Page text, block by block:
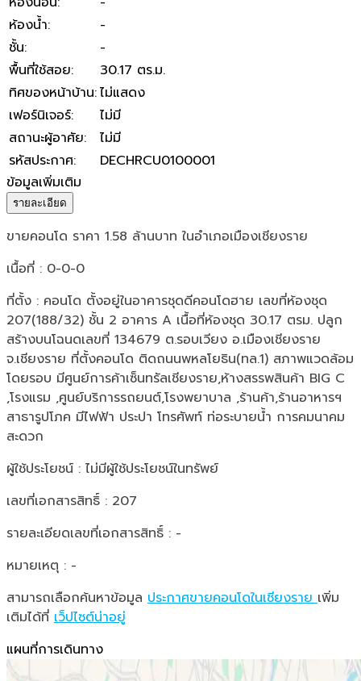
ห้องน้ำ:
-
ชั้น:
-
พื้นที่ใช้สอย:
30.17 ตร.ม.
ทิศของหน้าบ้าน:ไม่แสดง
เฟอร์นิเจอร์:
ไม่มี
สถานะผู้อาศัย:
ไม่มี
รหัสประกาศ:
DECHRCU0100001
ข้อมูลเพิ่มเติม
รายละเอียด
ขายคอนโด ราคา 1.58 ล้านบาท ในอำเภอเมืองเชียงราย
เนื้อที่ : 0-0-0
ที่ตั้ง : คอนโด ตั้งอยู่ในอาคารชุดดีคอนโดฮาย เลขที่ห้องชุด
207(188/32) ชั้น 2 อาคาร A เนื้อที่ห้องชุด 30.17 ตรม. ปลูก
สร้างบนโฉนดเลขที่ 134679 ต.รอบเวียง อ.เมืองเชียงราย
จ.เชียงราย ที่ตั้งคอนโด ติดถนนพหลโยธิน(ทล.1) สภาพแวดล้อม
โดยรอบ มีศูนย์การค้าเซ็นทรัลเชียงราย,ห้างสรรพสินค้า BIG C
,โรงแรม ,ศูนย์บริการรถยนต์,โรงพยาบาล ,ร้านค้า,ร้านอาหารฯ
สาธารูปโภค มีไฟฟ้า ประปา โทรศัพท์ ท่อระบายน้ำ การคมนาคม
สะดวก
ผู้ใช้ประโยชน์ : ไม่มีผู้ใช้ประโยชน์ในทรัพย์
เลขที่เอกสารสิทธิ์ : 207
รายละเอียดเลขที่เอกสารสิทธิ์ : -
หมายเหตุ : -
สามารถเลือกค้นหาข้อมูล ประกาศขายคอนโดในเชียงรายเพิ่ม
เติมได้ที่ เว็ปไซต์น่าอยู่
แผนที่การเดินทาง